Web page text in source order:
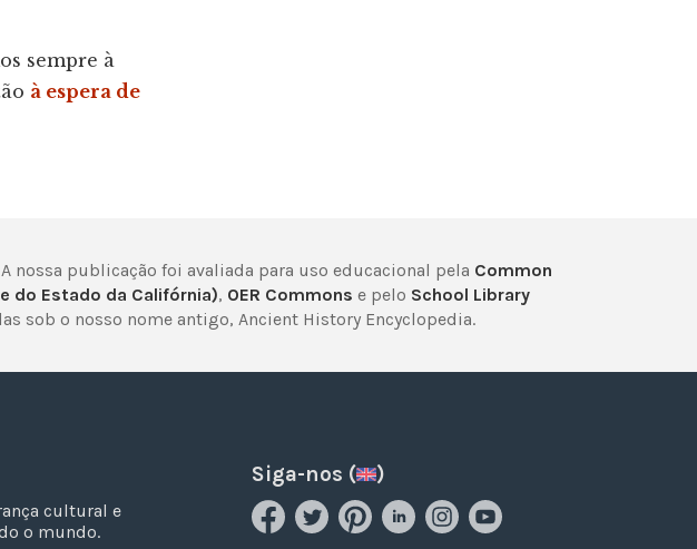
sempre à
à espera de
A nossa publicação foi avaliada para uso educacional pela Common
do Estado da Califórnia), OER Commons e pelo School Library
sob o nosso nome antigo, Ancient History Encyclopedia.
cultural e
o mundo.
Siga-nos ( )